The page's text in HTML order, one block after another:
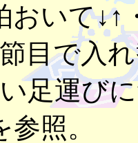
おいて
目で入
足運び
参照。